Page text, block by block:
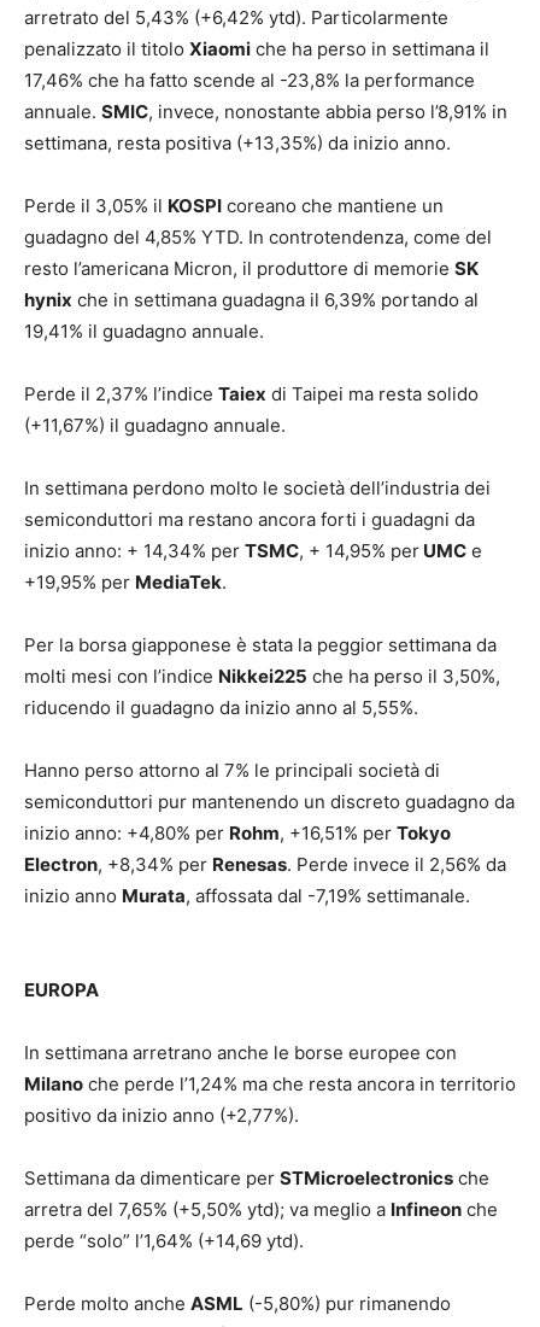
arretrato del 5,43% (+6,42% ytd). Particolarmente
penalizzato il titolo Xiaomi che ha perso in settimana il
17,46% che ha fatto scende al -23,8% la performance
annuale. SMIC, invece, nonostante abbia perso l’8,91% in
settimana, resta positiva (+13,35%) da inizio anno.
Perde il 3,05% il KOSPI coreano che mantiene un
guadagno del 4,85% YTD. In controtendenza, come del
resto l’americana Micron, il produttore di memorie SK
hynix che in settimana guadagna il 6,39% portando al
19,41% il guadagno annuale.
Perde il 2,37% l’indice Taiex di Taipei ma resta solido
(+11,67%) il guadagno annuale.
In settimana perdono molto le società dell’industria dei
semiconduttori ma restano ancora forti i guadagni da
inizio anno: + 14,34% per TSMC, + 14,95% per UMC e
+19,95% per MediaTek.
Per la borsa giapponese è stata la peggior settimana da
molti mesi con l’indice Nikkei225 che ha perso il 3,50%,
riducendo il guadagno da inizio anno al 5,55%.
Hanno perso attorno al 7% le principali società di
semiconduttori pur mantenendo un discreto guadagno da
inizio anno: +4,80% per Rohm, +16,51% per Tokyo
Electron, +8,34% per Renesas. Perde invece il 2,56% da
inizio anno Murata, affossata dal -7,19% settimanale.
EUROPA
In settimana arretrano anche le borse europee con
Milano che perde l’1,24% ma che resta ancora in territorio
positivo da inizio anno (+2,77%).
Settimana da dimenticare per STMicroelectronics che
arretra del 7,65% (+5,50% ytd); va meglio a Infineon che
perde “solo” l’1,64% (+14,69 ytd).
Perde molto anche ASML (-5,80%) pur rimanendo